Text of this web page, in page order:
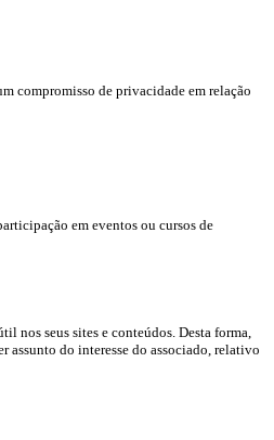
compromisso de privacidade em relação
em eventos ou cursos de
nos seus sites e conteúdos. Desta forma,
do interesse do associado, relativo